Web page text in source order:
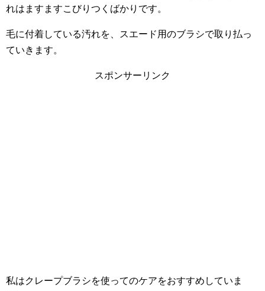
れはますますこびりつくばかりです。
毛に付着している汚れを、スエード用のブラシで取り払っ
ていきます。
スポンサーリンク
私はクレープブラシを使ってのケアをおすすめしていま